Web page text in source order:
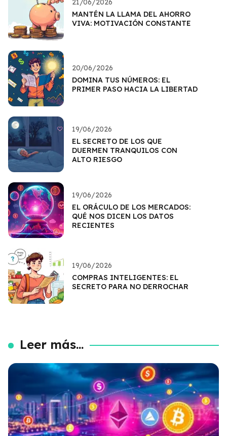
21/06/2026
MANTÉN LA LLAMA DEL AHORRO
VIVA: MOTIVACIÓN CONSTANTE
20/06/2026
DOMINA TUS NÚMEROS: EL
PRIMER PASO HACIA LA LIBERTAD
19/06/2026
EL SECRETO DE LOS QUE
DUERMEN TRANQUILOS CON
ALTO RIESGO
19/06/2026
EL ORÁCULO DE LOS MERCADOS:
QUÉ NOS DICEN LOS DATOS
RECIENTES
19/06/2026
COMPRAS INTELIGENTES: EL
SECRETO PARA NO DERROCHAR
Leer más...